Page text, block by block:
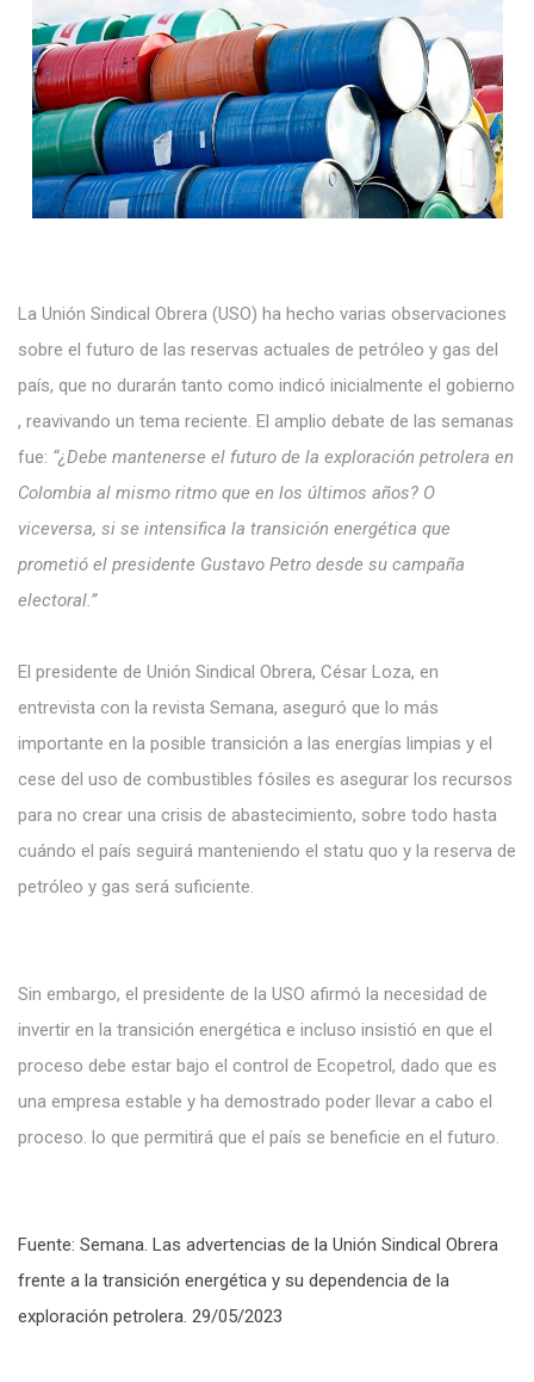
La Unión Sindical Obrera (USO) ha hecho varias observaciones
sobre el futuro de las reservas actuales de petróleo y gas del
país, que no durarán tanto como indicó inicialmente el gobierno
, reavivando un tema reciente. El amplio debate de las semanas
fue: “¿Debe mantenerse el futuro de la exploración petrolera en
Colombia al mismo ritmo que en los últimos años? O
viceversa, si se intensifica la transición energética que
prometió el presidente Gustavo Petro desde su campaña
electoral.”
El presidente de Unión Sindical Obrera, César Loza, en
entrevista con la revista Semana, aseguró que lo más
importante en la posible transición a las energías limpias y el
cese del uso de combustibles fósiles es asegurar los recursos
para no crear una crisis de abastecimiento, sobre todo hasta
cuándo el país seguirá manteniendo el statu quo y la reserva de
petróleo y gas será suficiente.
Sin embargo, el presidente de la USO afirmó la necesidad de
invertir en la transición energética e incluso insistió en que el
proceso debe estar bajo el control de Ecopetrol, dado que es
una empresa estable y ha demostrado poder llevar a cabo el
proceso. lo que permitirá que el país se beneficie en el futuro.
Fuente: Semana. Las advertencias de la Unión Sindical Obrera
frente a la transición energética y su dependencia de la
exploración petrolera. 29/05/2023